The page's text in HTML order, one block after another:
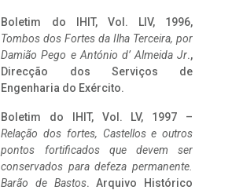
Boletim do IHIT, Vol. LIV, 1996,
Tombos dos Fortes da Ilha Terceira, por
Damião Pego e António d’ Almeida Jr.,
Direcção dos Serviços de
Engenharia do Exército.
Boletim do IHIT, Vol. LV, 1997 –
Relação dos fortes, Castellos e outros
pontos fortificados que devem ser
conservados para defeza permanente.
Barão de Bastos. Arquivo Histórico